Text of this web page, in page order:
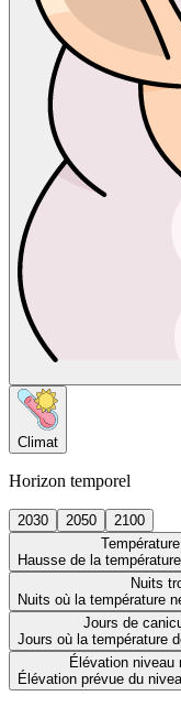
Climat
Horizon temporel
2030 2050
2100
Hausse de la
Nuits
Nuits où la température
Jours de
Jours où la température
Élévation niveau
Élévation prévue du